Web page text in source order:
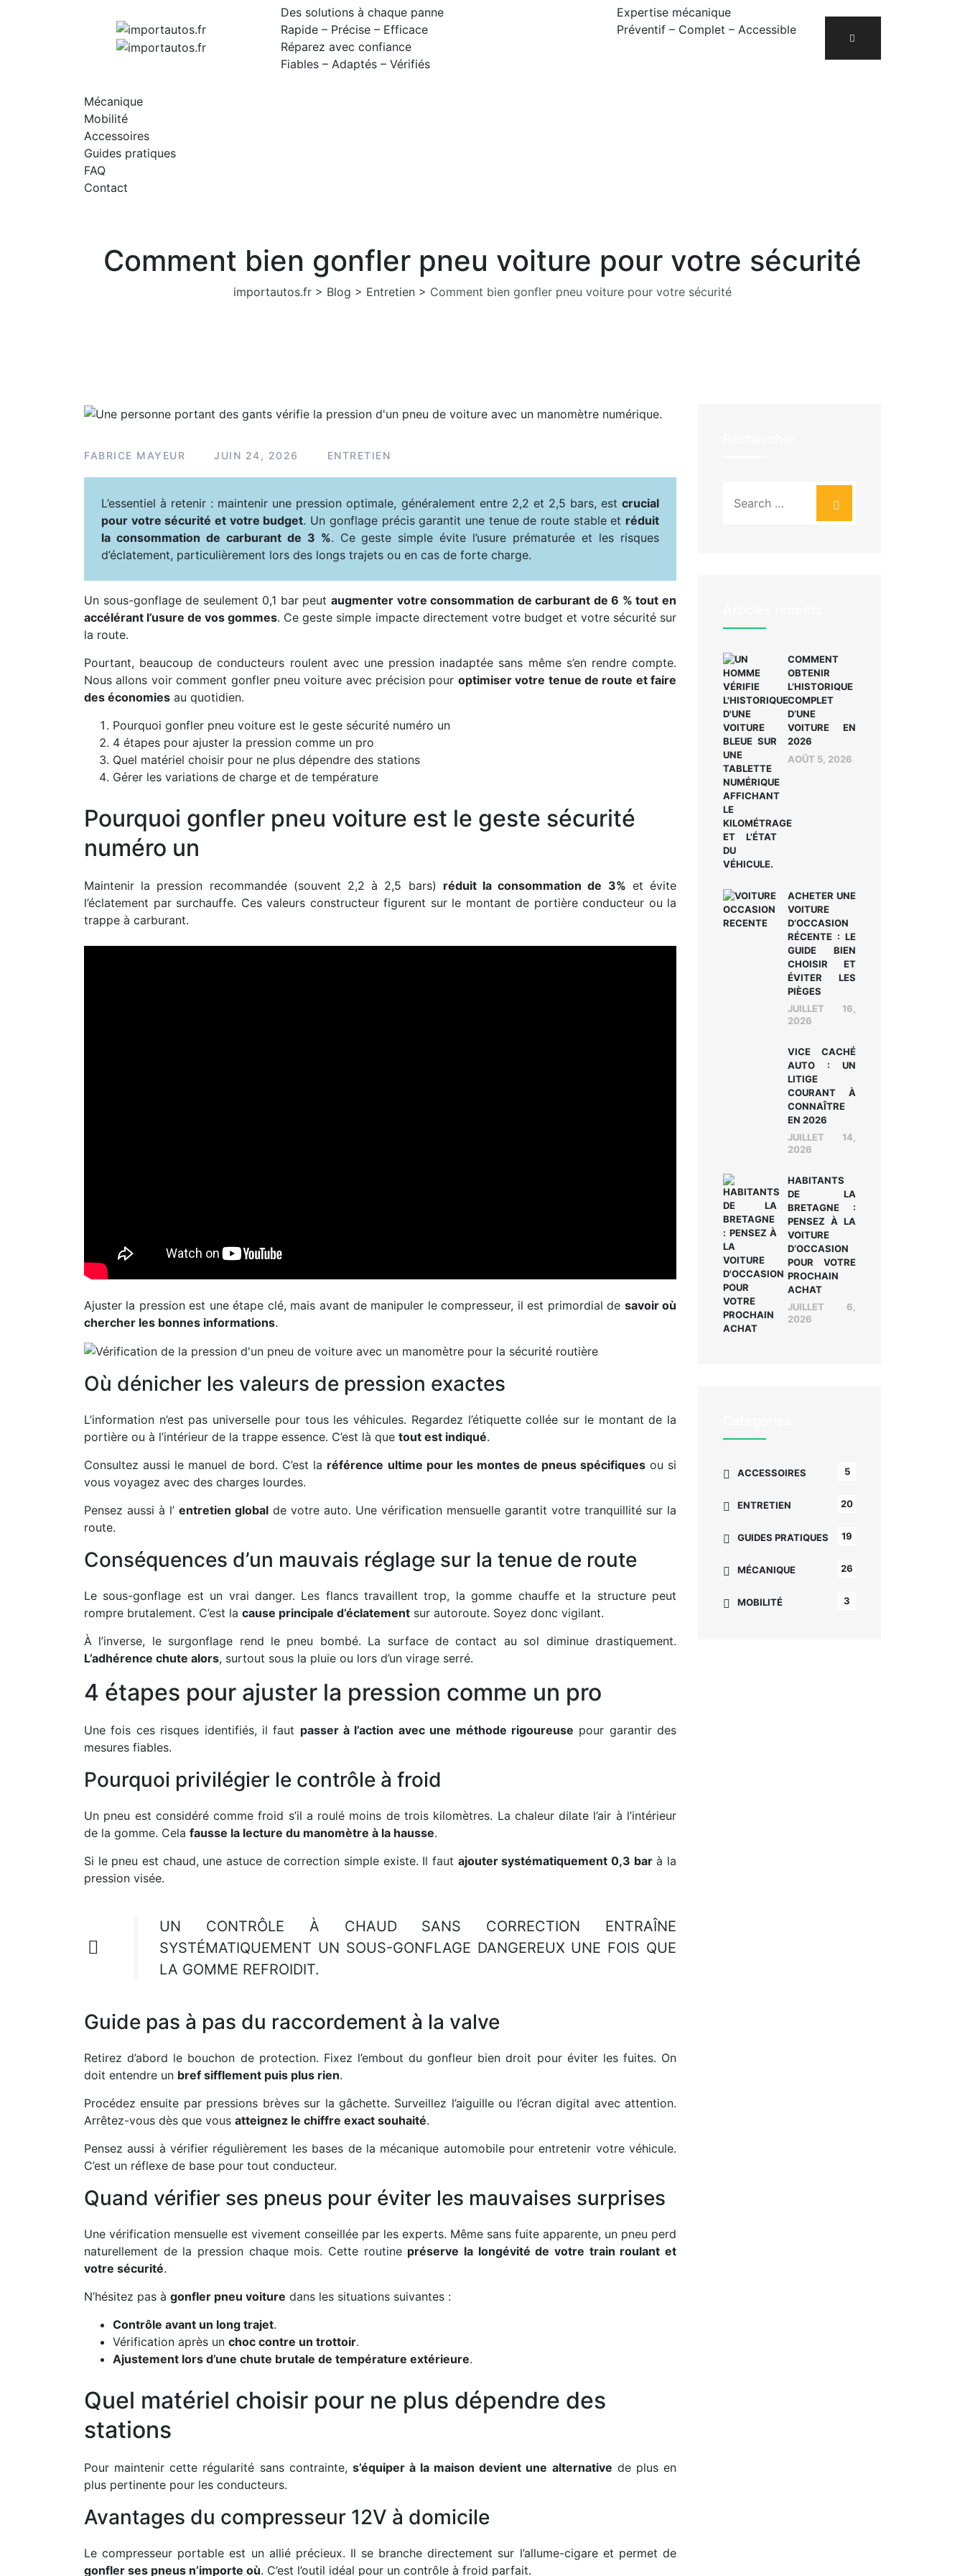
Des solutions à chaque panne
Rapide – Précise – Efficace
Expertise mécanique
Préventif – Complet – Accessible
Réparez avec confiance
Fiables – Adaptés – Vérifiés
Mécanique
Mobilité
Accessoires
Guides pratiques
FAQ
Contact
Comment bien gonfler pneu voiture pour votre sécurité
importautos.fr > Blog > Entretien > Comment bien gonfler pneu voiture pour votre sécurité
FABRICE MAYEUR JUIN 24, 2026 ENTRETIEN
L’essentiel à retenir : maintenir une pression optimale, généralement entre 2,2 et 2,5 bars, est crucial
pour votre sécurité et votre budget. Un gonflage précis garantit une tenue de route stable et réduit
la consommation de carburant de 3 %. Ce geste simple évite l’usure prématurée et les risques
d’éclatement, particulièrement lors des longs trajets ou en cas de forte charge.
Un sous-gonflage de seulement 0,1 bar peut augmenter votre consommation de carburant de 6 % tout en
accélérant l’usure de vos gommes. Ce geste simple impacte directement votre budget et votre sécurité sur
la route.
Pourtant, beaucoup de conducteurs roulent avec une pression inadaptée sans même s’en rendre compte.
Nous allons voir comment gonfler pneu voiture avec précision pour optimiser votre tenue de route et faire
des économies au quotidien.
Pourquoi gonfler pneu voiture est le geste sécurité numéro un
4 étapes pour ajuster la pression comme un pro
Quel matériel choisir pour ne plus dépendre des stations
Gérer les variations de charge et de température
Pourquoi gonfler pneu voiture est le geste sécurité
numéro un
Maintenir la pression recommandée (souvent 2,2 à 2,5 bars) réduit la consommation de 3% et évite
l’éclatement par surchauffe. Ces valeurs constructeur figurent sur le montant de portière conducteur ou la
trappe à carburant.
Ajuster la pression est une étape clé, mais avant de manipuler le compresseur, il est primordial de savoir où
chercher les bonnes informations.
Où dénicher les valeurs de pression exactes
L’information n’est pas universelle pour tous les véhicules. Regardez l’étiquette collée sur le montant de la
portière ou à l’intérieur de la trappe essence. C’est là que tout est indiqué.
Consultez aussi le manuel de bord. C’est la référence ultime pour les montes de pneus spécifiquesou si
vous voyagez avec des charges lourdes.
Pensez aussi à l’ entretien global de votre auto. Une vérification mensuelle garantit votre tranquillité sur la
route.
Conséquences d’un mauvais réglage sur la tenue de route
Le sous-gonflage est un vrai danger. Les flancs travaillent trop, la gomme chauffe et la structure peut
rompre brutalement. C’est la cause principale d’éclatement sur autoroute. Soyez donc vigilant.
À l’inverse, le surgonflage rend le pneu bombé. La surface de contact au sol diminue drastiquement.
L’adhérence chute alors, surtout sous la pluie ou lors d’un virage serré.
4 étapes pour ajuster la pression comme un pro
Une fois ces risques identifiés, il faut passer à l’action avec une méthode rigoureuse pour garantir des
mesures fiables.
Pourquoi privilégier le contrôle à froid
Un pneu est considéré comme froid s’il a roulé moins de trois kilomètres. La chaleur dilate l’air à l’intérieur
de la gomme. Cela fausse la lecture du manomètre à la hausse.
Si le pneu est chaud, une astuce de correction simple existe. Il faut ajouter systématiquement 0,3 barà la
pression visée.
UN CONTRÔLE À CHAUD SANS CORRECTION ENTRAÎNE
SYSTÉMATIQUEMENT UN SOUS-GONFLAGE DANGEREUX UNE FOIS QUE
LA GOMME REFROIDIT.
Guide pas à pas du raccordement à la valve
Retirez d’abord le bouchon de protection. Fixez l’embout du gonfleur bien droit pour éviter les fuites. On
doit entendre un bref sifflement puis plus rien.
Procédez ensuite par pressions brèves sur la gâchette. Surveillez l’aiguille ou l’écran digital avec attention.
Arrêtez-vous dès que vous atteignez le chiffre exact souhaité.
Pensez aussi à vérifier régulièrement les bases de la mécanique automobilepour entretenir votre véhicule.
C’est un réflexe de base pour tout conducteur.
Quand vérifier ses pneus pour éviter les mauvaises surprises
Une vérification mensuelle est vivement conseillée par les experts. Même sans fuite apparente, un pneu perd
naturellement de la pression chaque mois. Cette routine préserve la longévité de votre train roulant et
votre sécurité.
N’hésitez pas à gonfler pneu voiture dans les situations suivantes :
Contrôle avant un long trajet.
Vérification après un choc contre un trottoir.
Ajustement lors d’une chute brutale de température extérieure.
Quel matériel choisir pour ne plus dépendre des
stations
Pour maintenir cette régularité sans contrainte, s’équiper à la maison devient une alternative de plus en
plus pertinente pour les conducteurs.
Avantages du compresseur 12V à domicile
Le compresseur portable est un allié précieux. Il se branche directement sur l’allume-cigare et permet de
gonfler ses pneus n’importe où. C’est l’outil idéal pour un contrôle à froid parfait.
COMMENT
OBTENIR
L’HISTORIQUE
COMPLET
D’UNE
VOITURE EN
2026
AOÛT 5, 2026
ACHETER UNE
VOITURE
D’OCCASION
RÉCENTE : LE
GUIDE BIEN
CHOISIR ET
ÉVITER LES
PIÈGES
JUILLET 16,
2026
VICE CACHÉ
AUTO : UN
LITIGE
COURANT À
CONNAÎTRE
EN 2026
JUILLET 14,
2026
HABITANTS
DE LA
BRETAGNE :
PENSEZ À LA
VOITURE
D’OCCASION
POUR VOTRE
PROCHAIN
ACHAT
JUILLET 6,
2026
ACCESSOIRES 5
ENTRETIEN 20
GUIDES PRATIQUES 19
MÉCANIQUE 26
MOBILITÉ 3